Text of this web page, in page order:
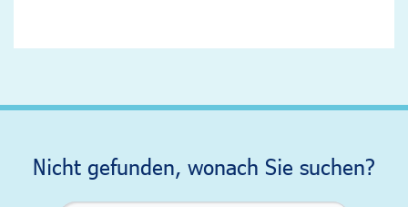
Nicht gefunden, wonach Sie suchen?